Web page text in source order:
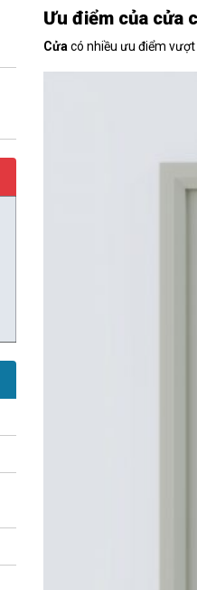
Ưu điểm của cửa
Cửacó nhiều ưu điểm